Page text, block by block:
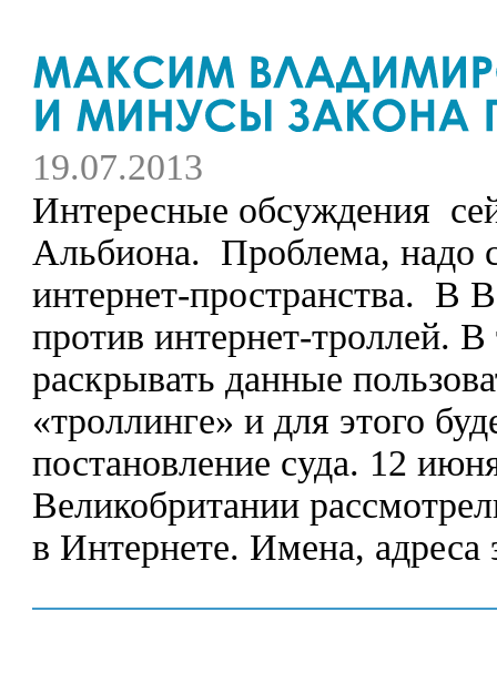
19.07.2013
Интересные обсуждения
Альбиона. Проблема, надо
интернет-пространства. В
против интернет-троллей.
раскрывать данные
«троллинге» и для этого
постановление суда. 12
Великобритании
в Интернете. Имена,